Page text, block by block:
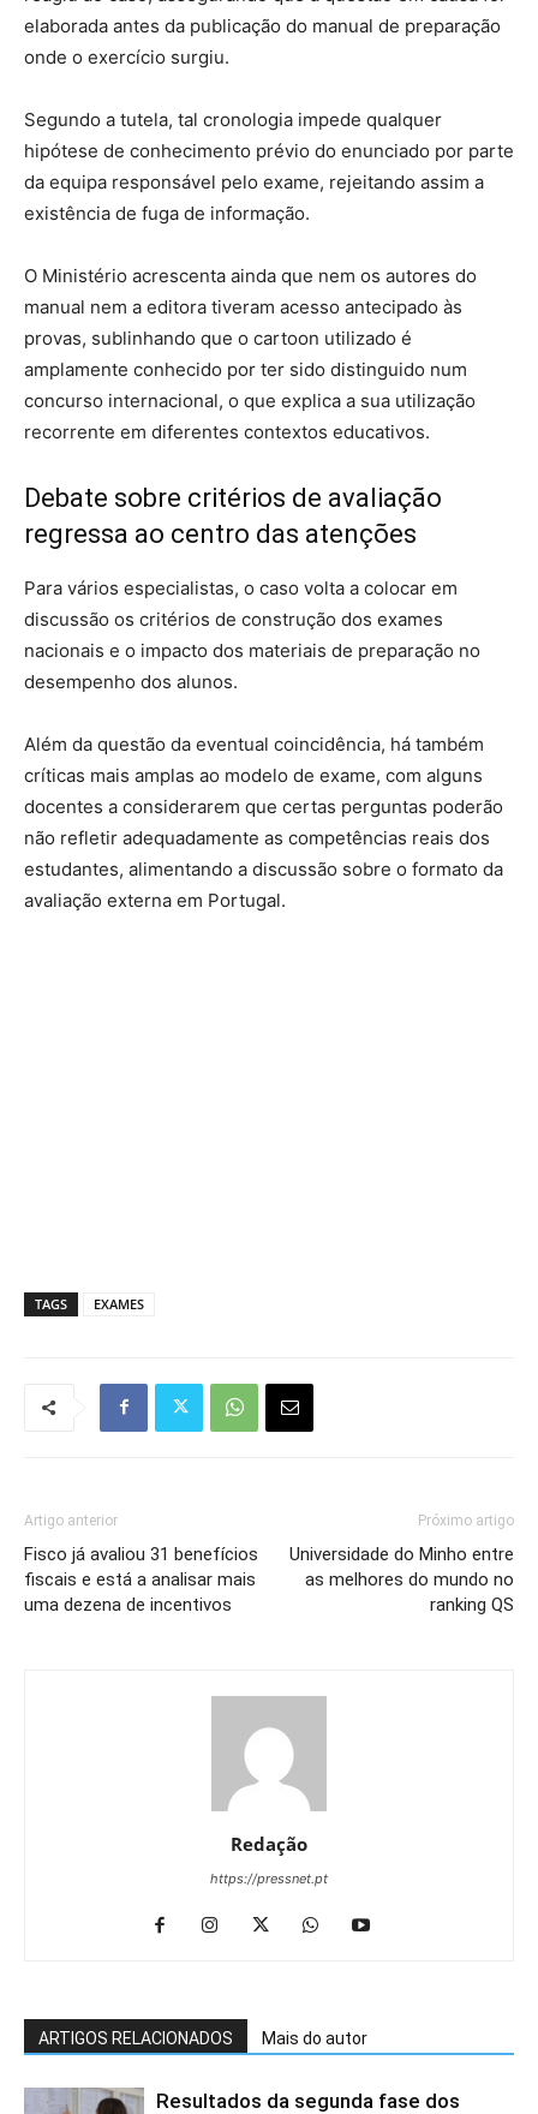
elaborada antes da publicação do manual de preparação
onde o exercício surgiu.
Segundo a tutela, tal cronologia impede qualquer
hipótese de conhecimento prévio do enunciado por parte
da equipa responsável pelo exame, rejeitando assim a
existência de fuga de informação.
O Ministério acrescenta ainda que nem os autores do
manual nem a editora tiveram acesso antecipado às
provas, sublinhando que o cartoon utilizado é
amplamente conhecido por ter sido distinguido num
concurso internacional, o que explica a sua utilização
recorrente em diferentes contextos educativos.
Debate sobre critérios de avaliação
regressa ao centro das atenções
Para vários especialistas, o caso volta a colocar em
discussão os critérios de construção dos exames
nacionais e o impacto dos materiais de preparação no
desempenho dos alunos.
Além da questão da eventual coincidência, há também
críticas mais amplas ao modelo de exame, com alguns
docentes a considerarem que certas perguntas poderão
não refletir adequadamente as competências reais dos
estudantes, alimentando a discussão sobre o formato da
avaliação externa em Portugal.
TAGS EXAMES
Artigo anterior
Fisco já avaliou 31 benefícios
fiscais e está a analisar mais
uma dezena de incentivos
Próximo artigo
Universidade do Minho entre
as melhores do mundo no
ranking QS
Redação
https://pressnet.pt
ARTIGOS RELACIONADOS Mais do autor
Resultados da segunda fase dos